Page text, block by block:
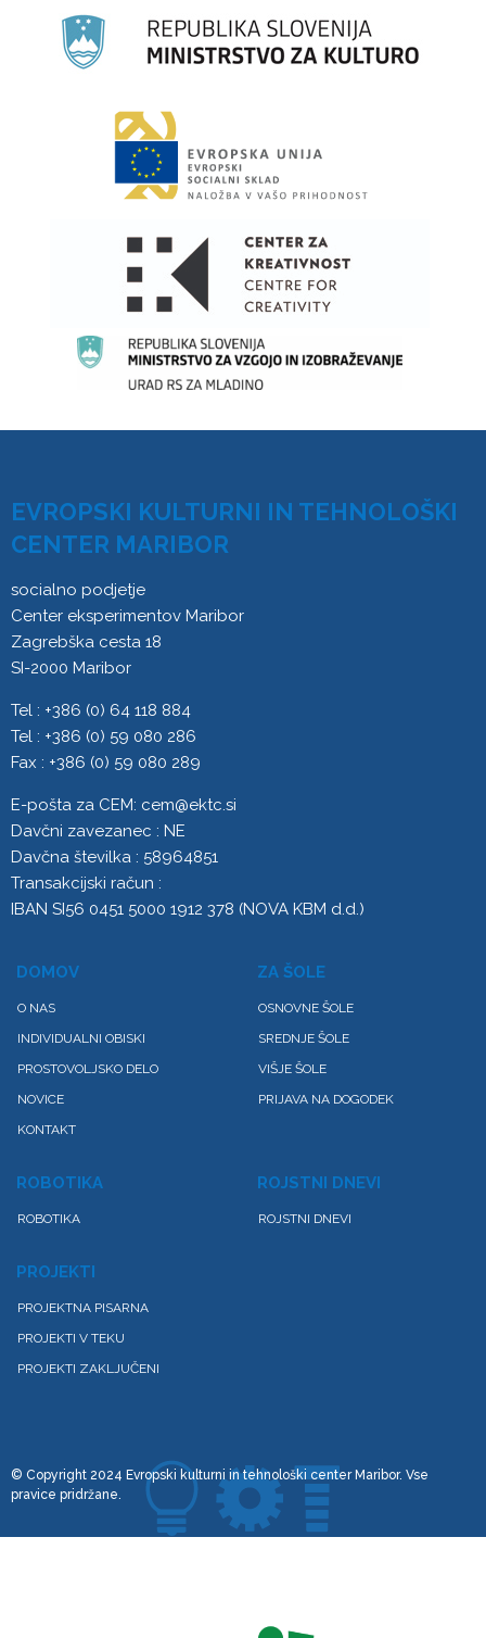
EVROPSKI KULTURNI IN TEHNOLOŠKI
CENTER MARIBOR
socialno podjetje
Center eksperimentov Maribor
Zagrebška cesta 18
SI-2000 Maribor
Tel : +386 (0) 64 118 884
Tel : +386 (0) 59 080 286
Fax : +386 (0) 59 080 289
E-pošta za CEM: cem@ektc.si
Davčni zavezanec : NE
Davčna številka : 58964851
Transakcijski račun :
IBAN SI56 0451 5000 1912 378 (NOVA KBM d.d.)
DOMOV
O NAS
INDIVIDUALNI OBISKI
PROSTOVOLJSKO DELO
NOVICE
KONTAKT
ZA ŠOLE
OSNOVNE ŠOLE
SREDNJE ŠOLE
VIŠJE ŠOLE
PRIJAVA NA DOGODEK
ROBOTIKA
ROBOTIKA
ROJSTNI DNEVI
ROJSTNI DNEVI
PROJEKTI
PROJEKTNA PISARNA
PROJEKTI V TEKU
PROJEKTI ZAKLJUČENI
© Copyright 2024 Evropski kulturni in tehnološki center Maribor. Vse
pravice pridržane.